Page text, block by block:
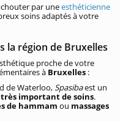
par uneesthéticienne
soins adaptés à votre
la région de Bruxelles
proche de votre
à Bruxelles :
de Waterloo,Spasibaest un
important de soins.
de hammam ou massages